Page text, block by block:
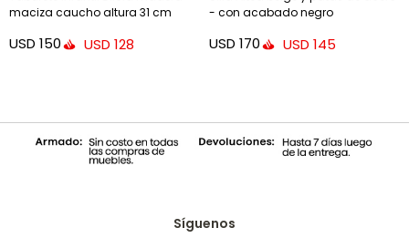
maciza caucho altura 31 cm
USD 150 USD 128
- con acabado negro
USD 170 USD 145
Síguenos